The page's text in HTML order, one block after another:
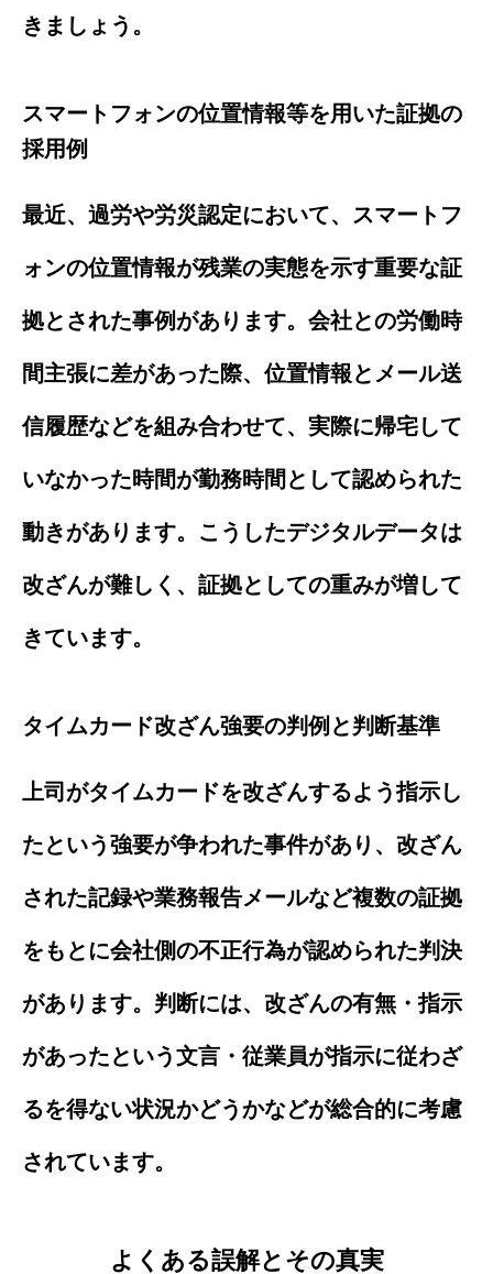
きましょう。
スマートフォンの位置情報等を用いた証拠の
採用例
最近、過労や労災認定において、スマートフ
ォンの位置情報が残業の実態を示す重要な証
拠とされた事例があります。会社との労働時
間主張に差があった際、位置情報とメール送
信履歴などを組み合わせて、実際に帰宅して
いなかった時間が勤務時間として認められた
動きがあります。こうしたデジタルデータは
改ざんが難しく、証拠としての重みが増して
きています。
タイムカード改ざん強要の判例と判断基準
上司がタイムカードを改ざんするよう指示し
たという強要が争われた事件があり、改ざん
された記録や業務報告メールなど複数の証拠
をもとに会社側の不正行為が認められた判決
があります。判断には、改ざんの有無・指示
があったという文言・従業員が指示に従わざ
るを得ない状況かどうかなどが総合的に考慮
されています。
よくある誤解とその真実